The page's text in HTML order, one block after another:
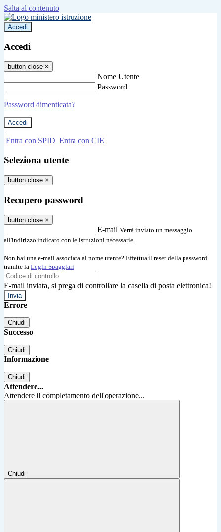
Salta al contenuto
Accedi
Accedi
button close ×
Nome Utente
Password
Password dimenticata?
-
Entra con SPID Entra con CIE
Seleziona utente
button close ×
Recupero password
button close ×
E-mail Verrà inviato un messaggio
all'indirizzo indicato con le istruzioni necessarie.
Non hai una e-mail associata al nome utente? Effettua il reset della password
tramite la Login Spaggiari
E-mail inviata, si prega di controllare la casella di posta elettronica!
Errore
Chiudi
Successo
Chiudi
Informazione
Chiudi
Attendere...
Attendere il completamento dell'operazione...
Chiudi